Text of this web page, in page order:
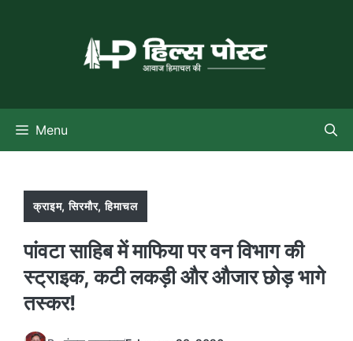
Menu
क्राइम,सिरमौर,हिमाचल
पांवटा साहिब में माफिया पर वन विभाग की
स्ट्राइक, कटी लकड़ी और औजार छोड़ भागे
तस्कर!